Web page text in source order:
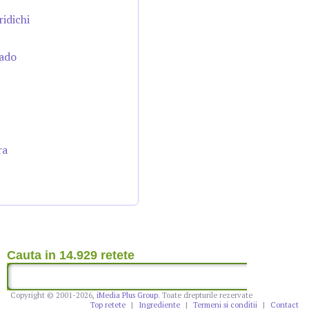
Cauta in 14.929 retete
Copyright © 2001-2026, iMedia Plus Group. Toate drepturile rezervate
Top retete
| Ingrediente | Termeni si conditii | Contact